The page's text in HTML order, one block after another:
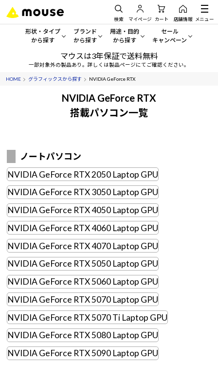
検索 マイページ カート 店舗情報 メニュー
形状・タイプ
から探す
形状・タイプから探す をすべてみる
デスクトップPC
サーバー
ワークステーション
ディスプレイ
Windows 11|Copilot+ PC
ブランド
から探す
mouse
G TUNE
MousePro
iiyama
Windows 11|Copilot+ PC
用途・目的
から探す
一般向けパソコン
ゲーミングPC・ゲーム向けパソコン
スペック/パーツ別
AIおすすめパソコン
Windows 11|Copilot+ PC
セール
キャンペーン
セール・キャンペー
Windows 11
マウスは3年保証で送料無料
一部対象外の製品あり。詳しくは製品ページにてご確認ください。
HOME グラフィックスから探す NVIDIA GeForce RTX
NVIDIA GeForce RTX
搭載パソコン一覧
ノートパソコン
NVIDIA GeForce RTX 2050 Laptop GPU
NVIDIA GeForce RTX 3050 Laptop GPU
NVIDIA GeForce RTX 4050 Laptop GPU
NVIDIA GeForce RTX 4060 Laptop GPU
NVIDIA GeForce RTX 4070 Laptop GPU
NVIDIA GeForce RTX 5050 Laptop GPU
NVIDIA GeForce RTX 5060 Laptop GPU
NVIDIA GeForce RTX 5070 Laptop GPU
NVIDIA GeForce RTX 5070 Ti Laptop GPU
NVIDIA GeForce RTX 5080 Laptop GPU
NVIDIA GeForce RTX 5090 Laptop GPU